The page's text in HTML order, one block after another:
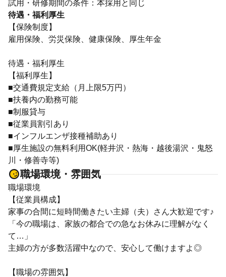
待遇・福利厚生
【保険制度】
雇用保険、労災保険、健康保険、厚生年金
待遇・福利厚生
【福利厚生】
■交通費規定支給（月上限5万円）
■扶養内の勤務可能
■制服貸与
■従業員割引あり
■インフルエンザ接種補助あり
■厚生施設の無料利用OK(軽井沢・熱海・越後湯沢・鬼怒
川・修善寺等)
職場環境・雰囲気
職場環境
【従業員構成】
家事の合間に短時間働きたい主婦（夫）さん大歓迎です♪
「今の職場は、家族の都合での急なお休みに理解がなく
て…」
主婦の方が多数活躍中なので、安心して働けますよ◎
【職場の雰囲気】